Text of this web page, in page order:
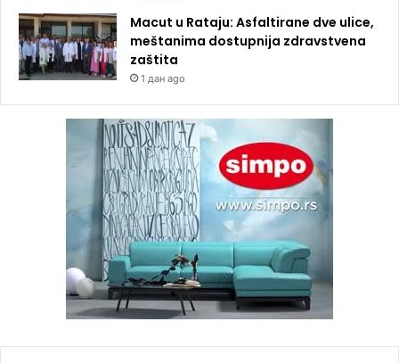
Macut u Rataju: Asfaltirane dve ulice,
meštanima dostupnija zdravstvena
zaštita
1 дан ago